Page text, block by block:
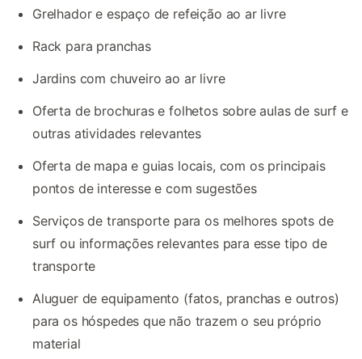
Grelhador e espaço de refeição ao ar livre
Rack para pranchas
Jardins com chuveiro ao ar livre
Oferta de brochuras e folhetos sobre aulas de surf e
outras atividades relevantes
Oferta de mapa e guias locais, com os principais
pontos de interesse e com sugestões
Serviços de transporte para os melhores spots de
surf ou informações relevantes para esse tipo de
transporte
Aluguer de equipamento (fatos, pranchas e outros)
para os hóspedes que não trazem o seu próprio
material